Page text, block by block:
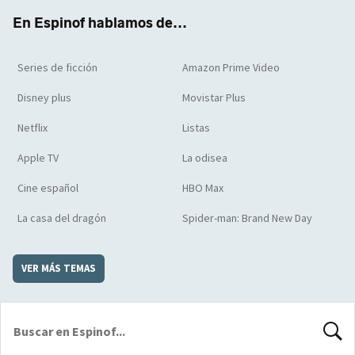
En Espinof hablamos de...
Series de ficción Amazon Prime Video
Disney plus Movistar Plus
Netflix Listas
Apple TV La odisea
Cine español HBO Max
La casa del dragón Spider-man: Brand New Day
VER MÁS TEMAS